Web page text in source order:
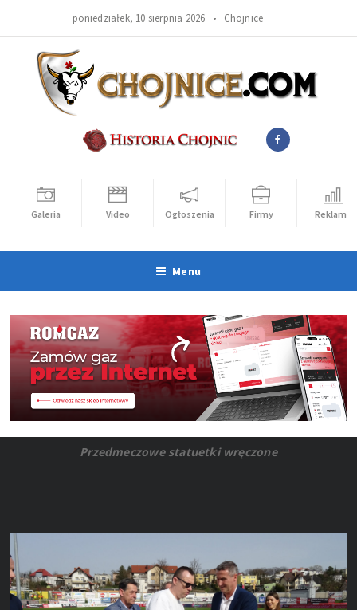
poniedziałek, 10 sierpnia 2026 • Chojnice
Galeria Video Ogłoszenia Firmy Reklama
Menu
Przedmeczowe statuetki wręczone